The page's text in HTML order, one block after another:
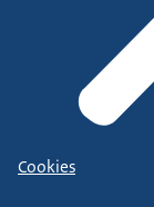
Cookies